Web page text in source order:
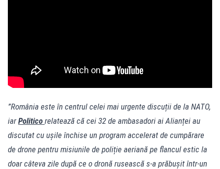
”România este în centrul celei mai urgente discuții de la NATO,
iarPolitico relatează că cei 32 de ambasadori ai Alianței au
discutat cu ușile închise un program accelerat de cumpărare
de drone pentru misiunile de poliție aeriană pe flancul estic la
doar câteva zile după ce o dronă rusească s-a prăbușit într-un